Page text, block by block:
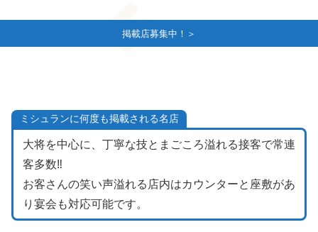
掲載店募集中！＞
ミシュランに何度も掲載される名店
大将を中心に、丁寧な技とまごころ溢れる接客で常連
客多数‼
お客さんの笑い声溢れる店内はカウンターと座敷があ
り宴会も対応可能です。